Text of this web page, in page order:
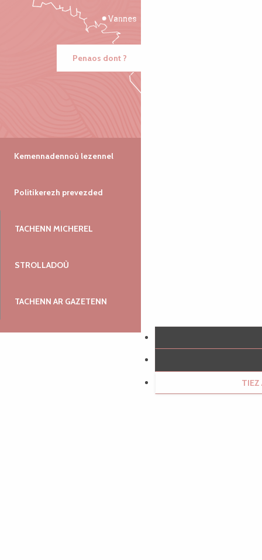
Vannes
Penaos dont ?
Kemennadennoù lezennel
Politikerezh prevezded
TACHENN MICHEREL
STROLLADOÙ
TACHENN AR GAZETENN